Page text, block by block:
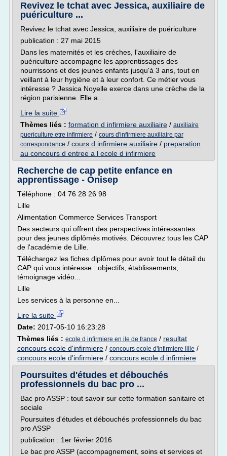
Revivez le tchat avec Jessica, auxiliaire de
puériculture ...
Revivez le tchat avec Jessica, auxiliaire de puériculture
publication : 27 mai 2015
Dans les maternités et les crèches, l'auxiliaire de
puériculture accompagne les apprentissages des
nourrissons et des jeunes enfants jusqu'à 3 ans, tout en
veillant à leur hygiène et à leur confort. Ce métier vous
intéresse ? Jessica Noyelle exerce dans une crèche de la
région parisienne. Elle a...
Lire la suite
Thèmes liés : formation d infirmiere auxiliaire / auxiliaire
puericulture etre infirmiere / cours d'infirmiere auxiliaire par
correspondance / cours d infirmiere auxiliaire / preparation
au concours d entree a l ecole d infirmiere
Recherche de cap petite enfance en
apprentissage - Onisep
Téléphone : 04 76 28 26 98
Lille
Alimentation Commerce Services Transport
Des secteurs qui offrent des perspectives intéressantes
pour des jeunes diplômés motivés. Découvrez tous les CAP
de l'académie de Lille.
Téléchargez les fiches diplômes pour avoir tout le détail du
CAP qui vous intéresse : objectifs, établissements,
témoignage vidéo...
Lille
Les services à la personne en...
Lire la suite
Date: 2017-05-10 16:23:28
Thèmes liés : ecole d infirmiere en ile de france / resultat
concours ecole d'infirmiere / concours ecole d'infirmiere lille /
concours ecole d'infirmiere / concours ecole d infirmiere
Poursuites d'études et débouchés
professionnels du bac pro ...
Bac pro ASSP : tout savoir sur cette formation sanitaire et
sociale
Poursuites d'études et débouchés professionnels du bac
pro ASSP
publication : 1er février 2016
Le bac pro ASSP (accompagnement, soins et services et